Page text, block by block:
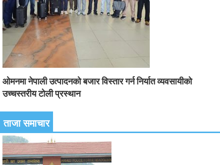
ओमनमा नेपाली उत्पादनको बजार विस्तार गर्न निर्यात व्यवसायीको
उच्चस्तरीय टोली प्रस्थान
ताजा समाचार